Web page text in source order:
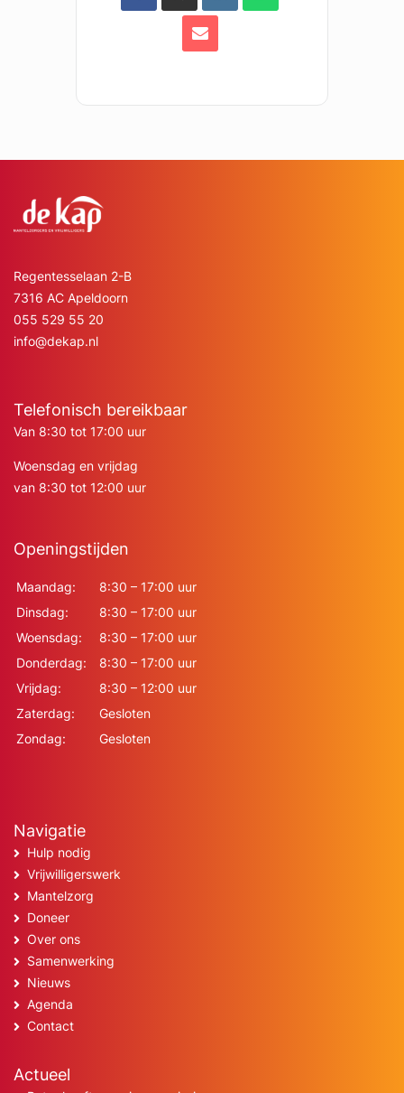
Regentesselaan 2-B
7316 AC Apeldoorn
055 529 55 20
info@dekap.nl
Telefonisch bereikbaar
Van 8:30 tot 17:00 uur
Woensdag en vrijdag
van 8:30 tot 12:00 uur
Openingstijden
Maandag:
8:30 – 17:00 uur
Dinsdag:
8:30 – 17:00 uur
Woensdag:
8:30 – 17:00 uur
Donderdag:
8:30 – 17:00 uur
Vrijdag:
8:30 – 12:00 uur
Zaterdag:
Gesloten
Zondag:
Gesloten
Navigatie
Hulp nodig
Vrijwilligerswerk
Mantelzorg
Doneer
Over ons
Samenwerking
Nieuws
Agenda
Contact
Actueel